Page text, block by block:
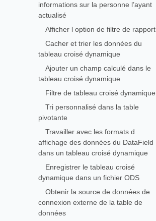
informations sur la personne l’ayant
actualisé
Afficher l option de filtre de rapport
Cacher et trier les données du
tableau croisé dynamique
Ajouter un champ calculé dans le
tableau croisé dynamique
Filtre de tableau croisé dynamique
Tri personnalisé dans la table
pivotante
Travailler avec les formats d
affichage des données du DataField
dans un tableau croisé dynamique
Enregistrer le tableau croisé
dynamique dans un fichier ODS
Obtenir la source de données de
connexion externe de la table de
données